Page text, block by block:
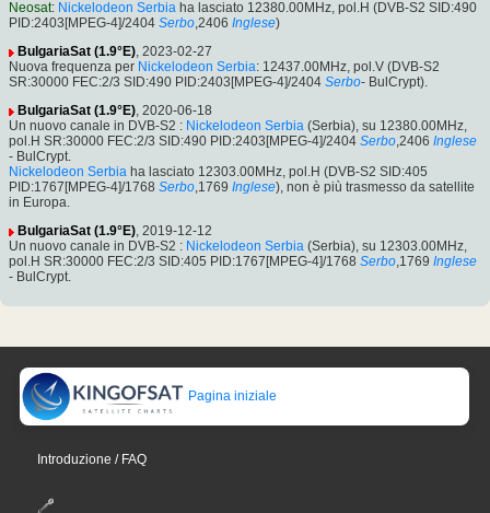
Neosat: Nickelodeon Serbia ha lasciato 12380.00MHz, pol.H (DVB-S2 SID:490
PID:2403[MPEG-4]/2404 Serbo,2406 Inglese)
BulgariaSat (1.9°E), 2023-02-27
Nuova frequenza per Nickelodeon Serbia: 12437.00MHz, pol.V (DVB-S2
SR:30000 FEC:2/3 SID:490 PID:2403[MPEG-4]/2404 Serbo- BulCrypt).
BulgariaSat (1.9°E), 2020-06-18
Un nuovo canale in DVB-S2 : Nickelodeon Serbia (Serbia), su 12380.00MHz,
pol.H SR:30000 FEC:2/3 SID:490 PID:2403[MPEG-4]/2404 Serbo,2406 Inglese
- BulCrypt.
Nickelodeon Serbia ha lasciato 12303.00MHz, pol.H (DVB-S2 SID:405
PID:1767[MPEG-4]/1768 Serbo,1769 Inglese), non è più trasmesso da satellite
in Europa.
BulgariaSat (1.9°E), 2019-12-12
Un nuovo canale in DVB-S2 : Nickelodeon Serbia (Serbia), su 12303.00MHz,
pol.H SR:30000 FEC:2/3 SID:405 PID:1767[MPEG-4]/1768 Serbo,1769 Inglese
- BulCrypt.
Pagina iniziale
Introduzione / FAQ